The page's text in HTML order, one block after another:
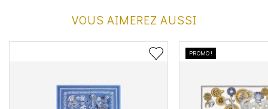
VOUS AIMEREZ AUSSI
PROMO !